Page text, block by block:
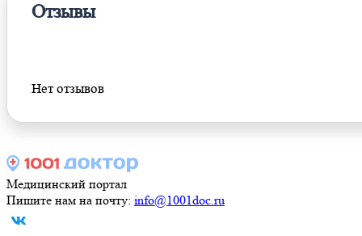
Отзывы
Нет отзывов
Медицинский портал
Пишите нам на почту: info@1001doc.ru